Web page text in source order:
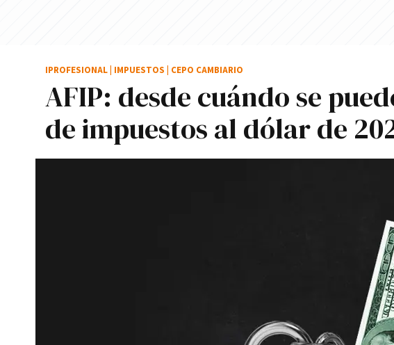
AFIP: desde cuándo se
de impuestos al dólar de
IPROFESIONAL IMPUESTOS CEPO CAMBIARIO